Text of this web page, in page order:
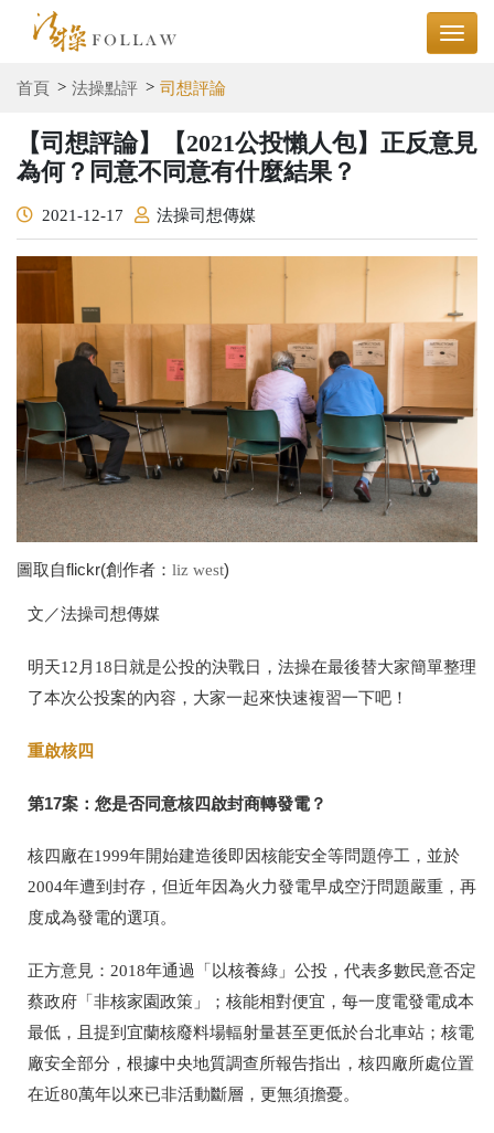
首頁 法操點評 司想評論
【司想評論】【2021公投懶人包】正反意見
為何？同意不同意有什麼結果？
2021-12-17 法操司想傳媒
圖取自flickr(創作者： liz west)
文／法操司想傳媒
明天12 月 18 日就是公投的決戰日，法操在最後替大家簡單整理
了本次公投案的內容，大家一起來快速複習一下吧！
重啟核四
第17案：您是否同意核四啟封商轉發電？
核四廠在1999年開始建造後即因核能安全等問題停工，並於
2004年遭到封存，但近年因為火力發電早成空汙問題嚴重，再
度成為發電的選項。
正方意見： 2018年通過「以核養綠」公投，代表多數民意否定
蔡政府「非核家園政策」；核能相對便宜，每一度電發電成本
最低，且提到宜蘭核廢料場輻射量甚至更低於台北車站；核電
廠安全部分，根據中央地質調查所報告指出，核四廠所處位置
在近80萬年以來已非活動斷層，更無須擔憂。